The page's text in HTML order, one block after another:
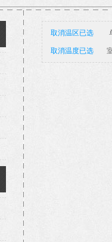
取消温区已选
取消温度已选